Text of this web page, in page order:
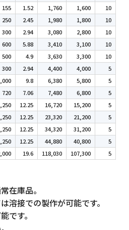
155 1.52 1,760 1,600
10
250 2.45 1,980 1,800
10
300 2.94 3,080 2,800
10
600 5.88 3,410 3,100
10
500 4.9 3,630 3,300
10
300 2.94 4,400 4,000
5
9.8 6,380 5,800
5
720 7.06 7,480 6,800
5
12.25 16,720 15,200
5
12.25 23,320 21,200
5
12.25 34,320 31,200
5
12.25 44,880 40,800
5
19.6 118,030 107,300 5
在庫品。
溶接での製作が可能です。
です。